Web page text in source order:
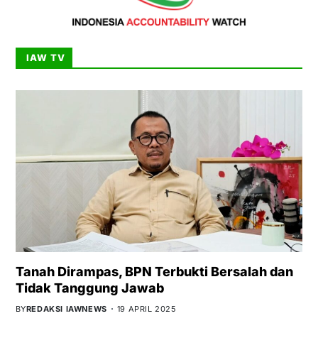
IAW TV
Tanah Dirampas, BPN Terbukti Bersalah dan
Tidak Tanggung Jawab
BYREDAKSI IAWNEWS 19 APRIL 2025